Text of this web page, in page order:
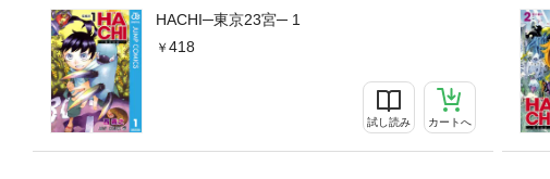
HACHI─東京23宮─ 1
418
試し読み カートへ